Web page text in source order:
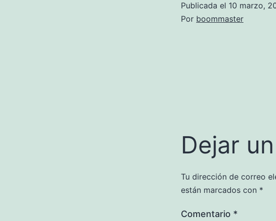
Publicada el 10 marzo,
Por boommaster
Dejar
Tu dirección de correo
están marcados con *
Comentario *